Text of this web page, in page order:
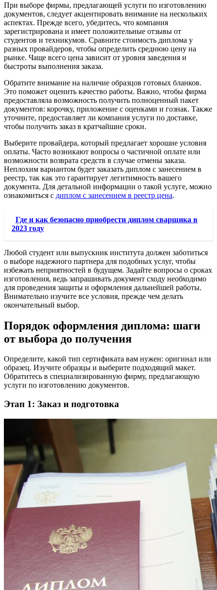
При выборе фирмы, предлагающей услуги по изготовлению
документов, следует акцентировать внимание на нескольких
аспектах. Прежде всего, убедитесь, что компания
зарегистрирована и имеет положительные отзывы от
студентов и техникумов. Сравните стоимость диплома у
разных провайдеров, чтобы определить среднюю цену на
рынке. Чаще всего цена зависит от уровня заведения и
быстроты выполнения заказа.
Обратите внимание на наличие образцов готовых бланков.
Это поможет оценить качество работы. Важно, чтобы фирма
предоставляла возможность получить полноценный пакет
документов: корочку, приложение с оценками и гознак. Также
уточните, предоставляет ли компания услуги по доставке,
чтобы получить заказ в кратчайшие сроки.
Выберите провайдера, который предлагает хорошие условия
оплаты. Часто возникают вопросы о частичной оплате или
возможности возврата средств в случае отмены заказа.
Неплохим вариантом будет заказать диплом с занесением в
реестр, так как это гарантирует легитимность вашего
документа. Для детальной информации о такой услуге, можно
ознакомиться с диплом с занесением в реестр цена.
Где и как безопасно приобрести диплом сварщика в
2023 году
Любой студент или выпускник института должен заботиться
о выборе надежного партнера для подобных услуг, чтобы
избежать неприятностей в будущем. Задайте вопросы о сроках
изготовления, ведь запрашивать документ сходу необходимо
для проведения защиты и оформления дальнейшей работы.
Внимательно изучите все условия, прежде чем делать
окончательный выбор.
Порядок оформления диплома: шаги
от выбора до получения
Определите, какой тип сертификата вам нужен: оригинал или
образец. Изучите образцы и выберите подходящий макет.
Обратитесь в специализированную фирму, предлагающую
услуги по изготовлению документов.
Этап 1: Заказ и подготовка